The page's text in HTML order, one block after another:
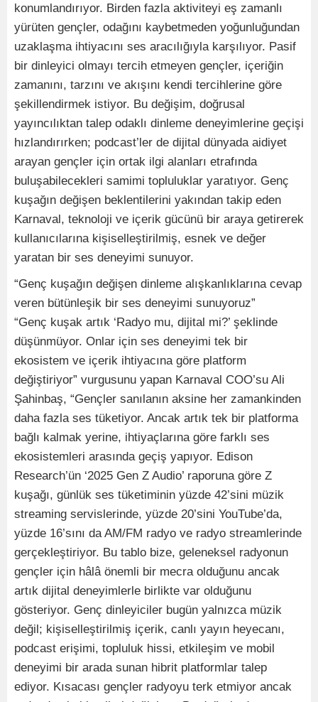
konumlandırıyor. Birden fazla aktiviteyi eş zamanlı
yürüten gençler, odağını kaybetmeden yoğunluğundan
uzaklaşma ihtiyacını ses aracılığıyla karşılıyor. Pasif
bir dinleyici olmayı tercih etmeyen gençler, içeriğin
zamanını, tarzını ve akışını kendi tercihlerine göre
şekillendirmek istiyor. Bu değişim, doğrusal
yayıncılıktan talep odaklı dinleme deneyimlerine geçişi
hızlandırırken; podcast’ler de dijital dünyada aidiyet
arayan gençler için ortak ilgi alanları etrafında
buluşabilecekleri samimi topluluklar yaratıyor. Genç
kuşağın değişen beklentilerini yakından takip eden
Karnaval, teknoloji ve içerik gücünü bir araya getirerek
kullanıcılarına kişiselleştirilmiş, esnek ve değer
yaratan bir ses deneyimi sunuyor.
“Genç kuşağın değişen dinleme alışkanlıklarına cevap
veren bütünleşik bir ses deneyimi sunuyoruz”
“Genç kuşak artık ‘Radyo mu, dijital mi?’ şeklinde
düşünmüyor. Onlar için ses deneyimi tek bir
ekosistem ve içerik ihtiyacına göre platform
değiştiriyor” vurgusunu yapan Karnaval COO’su Ali
Şahinbaş, “Gençler sanılanın aksine her zamankinden
daha fazla ses tüketiyor. Ancak artık tek bir platforma
bağlı kalmak yerine, ihtiyaçlarına göre farklı ses
ekosistemleri arasında geçiş yapıyor. Edison
Research’ün ‘2025 Gen Z Audio’ raporuna göre Z
kuşağı, günlük ses tüketiminin yüzde 42’sini müzik
streaming servislerinde, yüzde 20’sini YouTube’da,
yüzde 16’sını da AM/FM radyo ve radyo streamlerinde
gerçekleştiriyor. Bu tablo bize, geleneksel radyonun
gençler için hâlâ önemli bir mecra olduğunu ancak
artık dijital deneyimlerle birlikte var olduğunu
gösteriyor. Genç dinleyiciler bugün yalnızca müzik
değil; kişiselleştirilmiş içerik, canlı yayın heyecanı,
podcast erişimi, topluluk hissi, etkileşim ve mobil
deneyimi bir arada sunan hibrit platformlar talep
ediyor. Kısacası gençler radyoyu terk etmiyor ancak